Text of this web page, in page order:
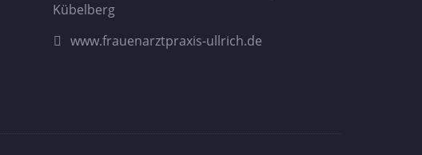
Kübelberg
www.frauenarztpraxis-ullrich.de